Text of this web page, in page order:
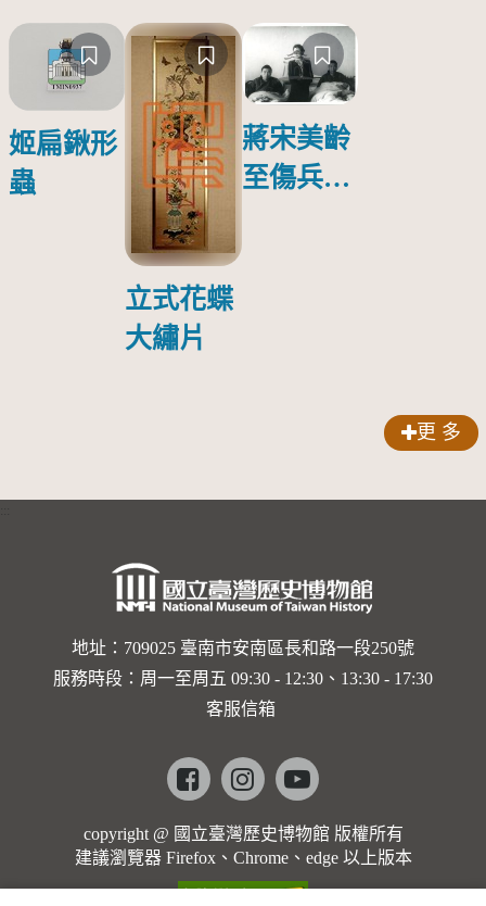
姬扁鍬形
蟲
立式花蝶
大繡片
蔣宋美齡
至傷兵醫
傷日本戰
更 多
地址：709025 臺南市安南區長和路一段250號
服務時段：周一至周五 09:30 - 12:30、13:30 - 17:30
客服信箱
Facebookinstagramyoutube
copyright @ 國立臺灣歷史博物館 版權所有
建議瀏覽器 Firefox、Chrome、edge 以上版本